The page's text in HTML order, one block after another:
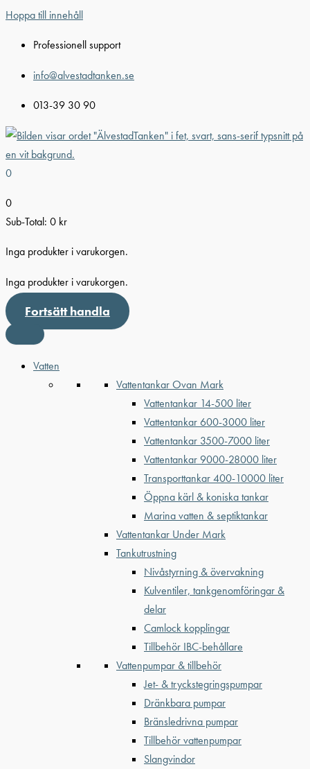
Hoppa till innehåll
Professionell support
info@alvestadtanken.se
013-39 30 90
0
0
Sub-Total: 0 kr
Inga produkter i varukorgen.
Inga produkter i varukorgen.
Fortsätt handla
Vatten
Vattentankar Ovan Mark
Vattentankar 14-500 liter
Vattentankar 600-3000 liter
Vattentankar 3500-7000 liter
Vattentankar 9000-28000 liter
Transporttankar 400-10000 liter
Öppna kärl & koniska tankar
Marina vatten & septiktankar
Vattentankar Under Mark
Tankutrustning
Nivåstyrning & övervakning
Kulventiler, tankgenomföringar &
delar
Camlock kopplingar
Tillbehör IBC-behållare
Vattenpumpar & tillbehör
Jet- & tryckstegringspumpar
Dränkbara pumpar
Bränsledrivna pumpar
Tillbehör vattenpumpar
Slangvindor